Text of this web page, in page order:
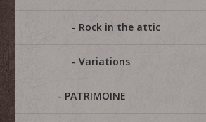
Rock in the attic
Variations
PATRIMOINE